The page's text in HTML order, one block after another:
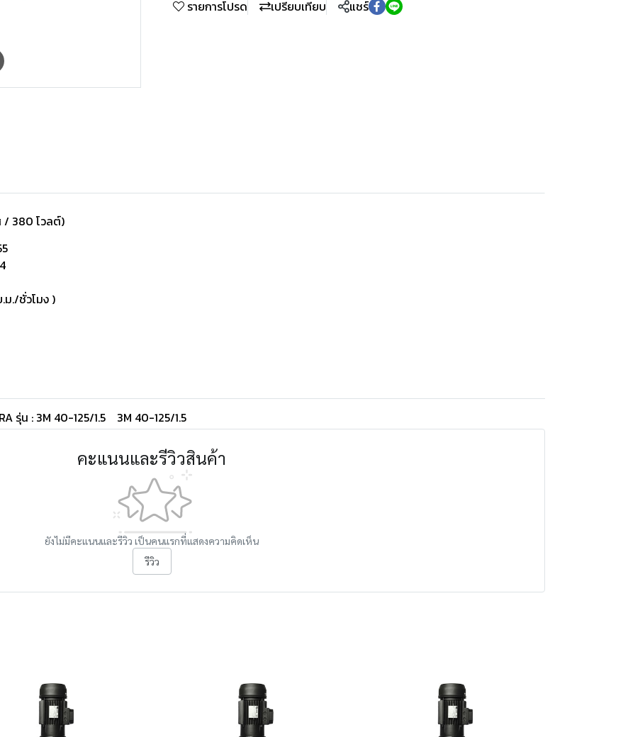
รายการโปรด
เปรียบเทียบ แชร์
/ 380 โวลต์)
./ชั่วโมง )
รุ่น : 3M 40-125/1.5 3M 40-125/1.5
คะแนนและรีวิวสินค้า
ยังไม่มีคะแนนและรีวิว เป็นคนแรกที่แสดงความคิดเห็น
รีวิว